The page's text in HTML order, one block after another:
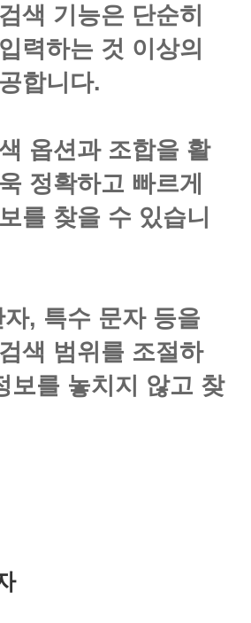
색 기능은 단순히
력하는 것 이상의
합니다.
옵션과 조합을 활
정확하고 빠르게
를 찾을 수 있습니
, 특수 문자 등을
색 범위를 조절하
보를 놓치지 않고 찾